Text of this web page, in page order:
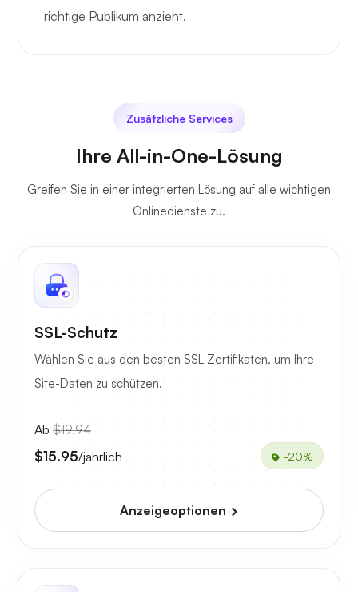
richtige Publikum anzieht.
Zusätzliche Services
Ihre All-in-One-Lösung
Greifen Sie in einer integrierten Lösung auf alle wichtigen
Onlinedienste zu.
SSL-Schutz
Wählen Sie aus den besten SSL-Zertifikaten, um Ihre
Site-Daten zu schützen.
Ab $19.94
$15.95/jährlich -20%
Anzeigeoptionen